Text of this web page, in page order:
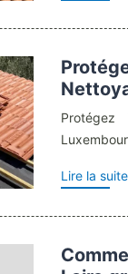
Lire la suite